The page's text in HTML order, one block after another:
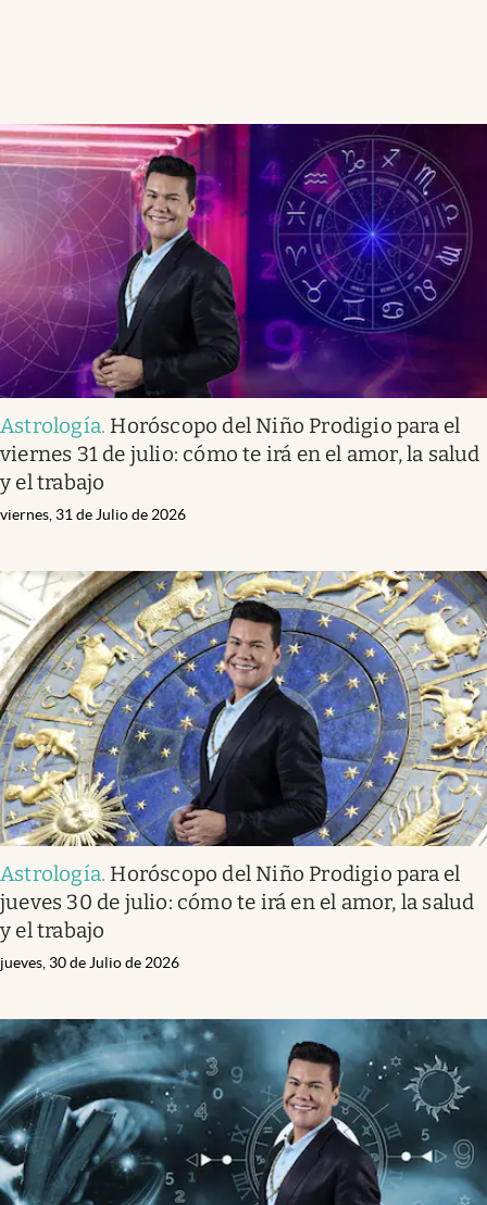
Astrología. Horóscopo del Niño Prodigio para el
viernes 31 de julio: cómo te irá en el amor, la salud
y el trabajo
viernes, 31 de Julio de 2026
Astrología. Horóscopo del Niño Prodigio para el
jueves 30 de julio: cómo te irá en el amor, la salud
y el trabajo
jueves, 30 de Julio de 2026